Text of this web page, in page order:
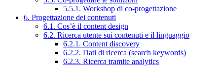
5.5.1. Workshop di co-progettazione
6. Progettazione dei contenuti
6.1. Cos’è il content design
6.2. Ricerca utente sui contenuti e il linguaggio
6.2.1. Content discovery
6.2.2. Dati di ricerca (search keywords)
6.2.3. Ricerca tramite analytics